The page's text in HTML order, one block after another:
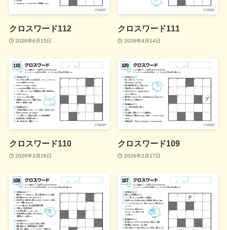
クロスワード112
2026年6月15日
クロスワード111
2026年4月14日
クロスワード110
2026年3月26日
クロスワード109
2026年2月17日